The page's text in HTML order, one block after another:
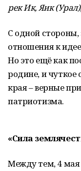
рек Ик, Яик
С одной стороны,
отношения к
Но это ещё как
родине, и чуткое
края – верные
патриотизма.
«Сила
Между тем, 4 мая